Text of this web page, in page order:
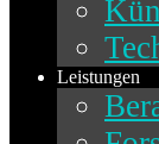
Leistungen